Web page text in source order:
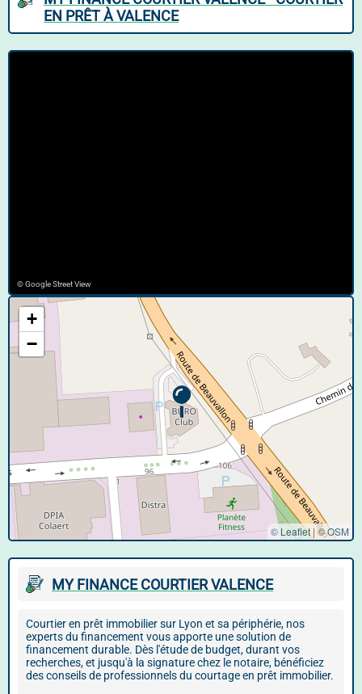
EN PRÊT À VALENCE
© Google Street View
+
−
© Leaflet |©OSM
MY FINANCE COURTIER VALENCE
Courtier en prêt immobilier sur Lyon et sa périphérie, nos
experts du financement vous apporte une solution de
financement durable. Dès l'étude de budget, durant vos
recherches, et jusqu'à la signature chez le notaire, bénéficiez
des conseils de professionnels du courtage en prêt immobilier.